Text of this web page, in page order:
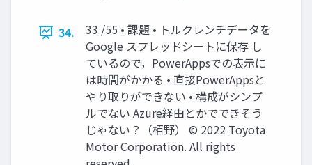
34.
33 /55 • 課題 • トルクレンチデータを
Google スプレッドシートに保存 し
ているので，PowerAppsでの表示に
は時間がかかる • 直接PowerAppsと
やり取りができない • 構成がシンプ
ルでない Azure経由とかでできそう
じゃない？（栢野） © 2022 Toyota
Motor Corporation. All rights